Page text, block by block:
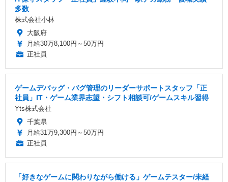
多数
株式会社小林
大阪府
月給30万8,100円～50万円
正社員
ゲームデバッグ・バグ管理のリーダーサポートスタッフ「正
社員」IT・ゲーム業界志望・シフト相談可/ゲームスキル習得
Yts株式会社
千葉県
月給31万9,300円～50万円
正社員
「好きなゲームに関わりながら働ける」ゲームテスター/未経